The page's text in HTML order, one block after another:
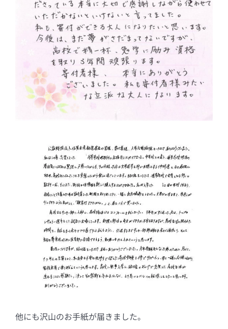
他にも沢山のお手紙が届きました。